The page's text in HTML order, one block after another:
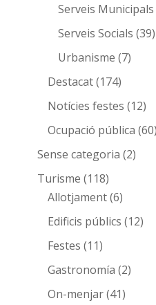
Serveis Municipals
Serveis Socials (39)
Urbanisme (7)
Destacat(174)
Notícies festes (12)
Ocupació pública (60)
Sense categoria (2)
Turisme (118)
Allotjament(6)
Edificis públics (12)
Festes (11)
Gastronomía (2)
On-menjar(41)